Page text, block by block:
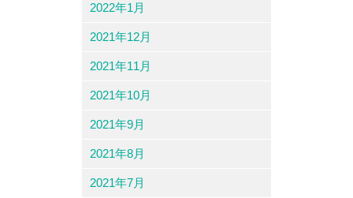
2022年1月
2021年12月
2021年11月
2021年10月
2021年9月
2021年8月
2021年7月